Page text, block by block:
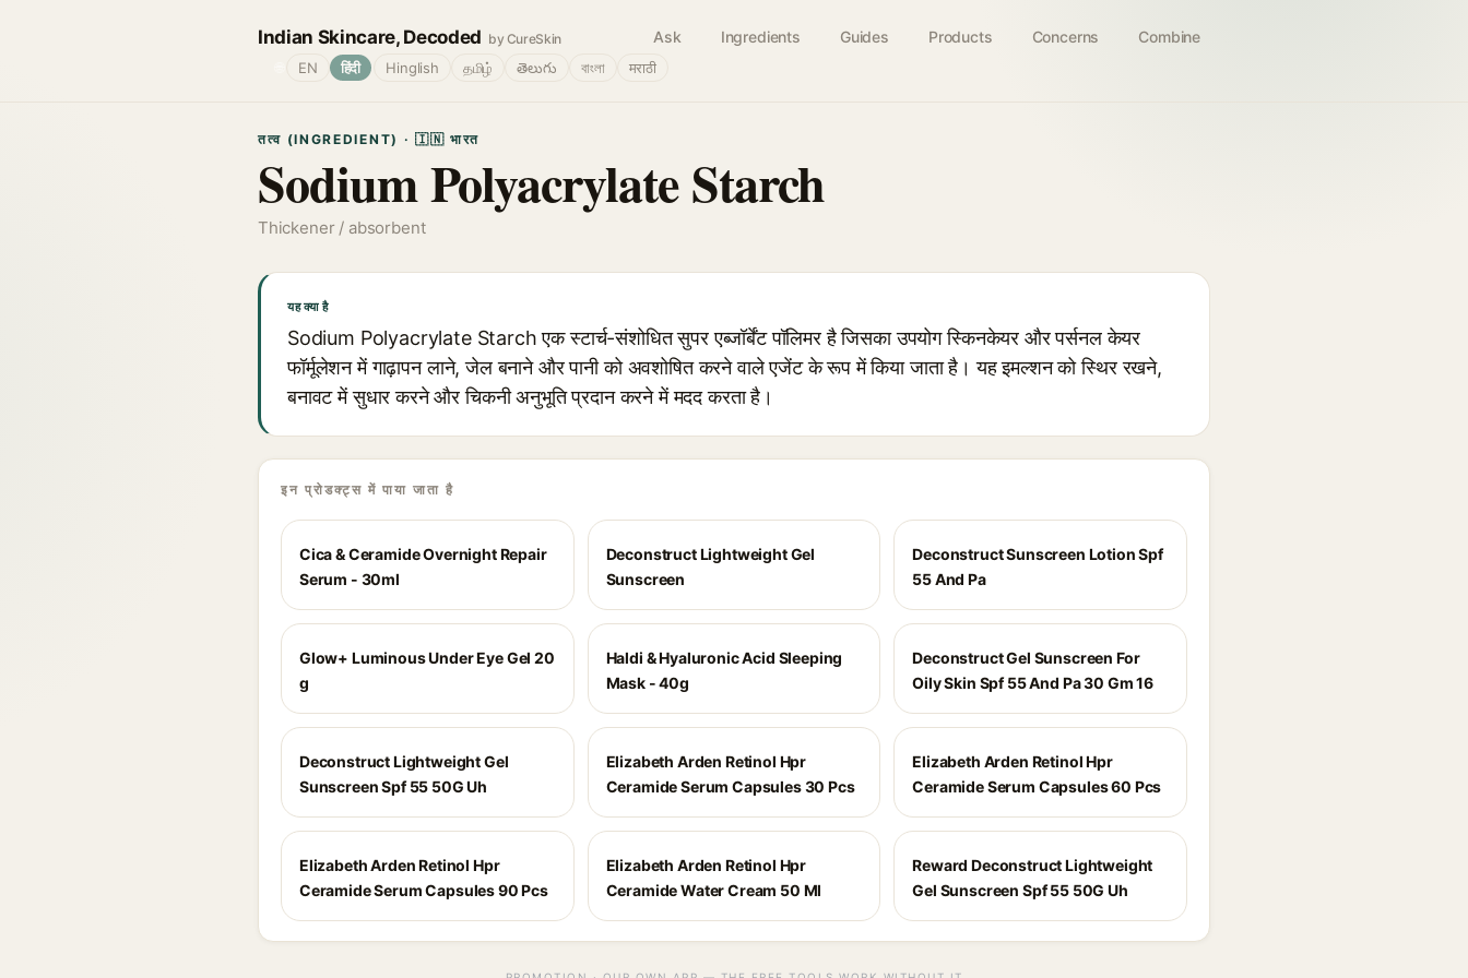
Indian Skincare, Decoded by CureSkin Ask Ingredients Guides Products Concerns Combine
EN हिंदी Hinglish தமிழ் తెలుగు বাংলা मराठी
तत्व (INGREDIENT) · 🇮🇳 भारत
Sodium Polyacrylate Starch
Thickener / absorbent
यह क्या है
Sodium Polyacrylate Starch एक स्टार्च-संशोधित सुपर एब्जॉर्बेंट पॉलिमर है जिसका उपयोग स्किनकेयर और पर्सनल केयर
फॉर्मूलेशन में गाढ़ापन लाने, जेल बनाने और पानी को अवशोषित करने वाले एजेंट के रूप में किया जाता है। यह इमल्शन को स्थिर रखने,
बनावट में सुधार करने और चिकनी अनुभूति प्रदान करने में मदद करता है।
इन प्रोडक्ट्स में पाया जाता है
Cica & Ceramide Overnight Repair
Serum - 30ml
Deconstruct Lightweight Gel
Sunscreen
Deconstruct Sunscreen Lotion Spf
55 And Pa
Glow+ Luminous Under Eye Gel 20
g
Haldi & Hyaluronic Acid Sleeping
Mask - 40g
Deconstruct Gel Sunscreen For
Oily Skin Spf 55 And Pa 30 Gm 16
Deconstruct Lightweight Gel
Sunscreen Spf 55 50G Uh
Elizabeth Arden Retinol Hpr
Ceramide Serum Capsules 30 Pcs
Elizabeth Arden Retinol Hpr
Ceramide Serum Capsules 60 Pcs
Elizabeth Arden Retinol Hpr
Ceramide Serum Capsules 90 Pcs
Elizabeth Arden Retinol Hpr
Ceramide Water Cream 50 Ml
Reward Deconstruct Lightweight
Gel Sunscreen Spf 55 50G Uh